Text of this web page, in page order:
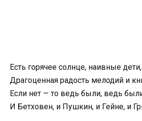
Есть горячее солнце, наивные дети,
Драгоценная радость мелодий и
Если нет — то ведь были, ведь
И Бетховен, и Пушкин, и Гейне, и